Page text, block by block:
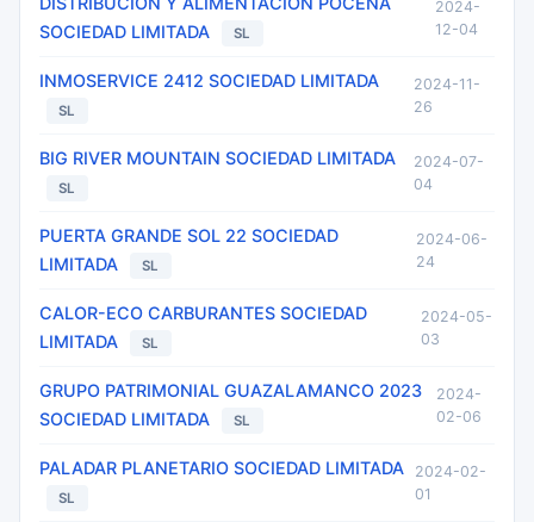
SOCIEDAD LIMITADA
SL
2024-
12-04
INMOSERVICE 2412 SOCIEDAD LIMITADA
SL
2024-11-
26
BIG RIVER MOUNTAIN SOCIEDAD LIMITADA
SL
2024-07-
04
PUERTA GRANDE SOL 22 SOCIEDAD
LIMITADA
SL
2024-06-
24
CALOR-ECO CARBURANTES SOCIEDAD
LIMITADA
SL
2024-05-
03
GRUPO PATRIMONIAL GUAZALAMANCO 2023
SOCIEDAD LIMITADA
SL
2024-
02-06
PALADAR PLANETARIO SOCIEDAD LIMITADA
SL
2024-02-
01